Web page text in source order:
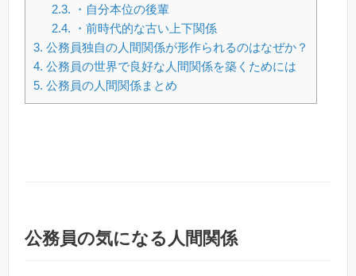
2.3. ・自分本位の後輩
2.4. ・前時代的な古い上下関係
3. 公務員独自の人間関係が形作られるのはなぜか？
4. 公務員の世界で良好な人間関係を築くためには
5. 公務員の人間関係まとめ
公務員の気になる人間関係